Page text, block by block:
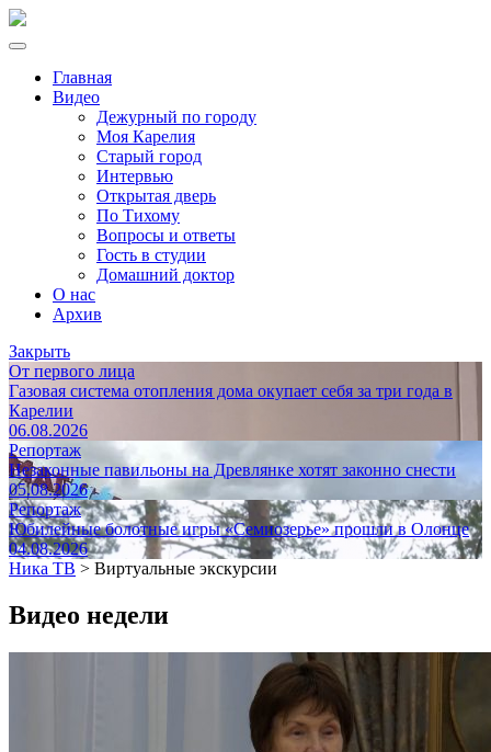
Главная
Видео
Дежурный по городу
Моя Карелия
Старый город
Интервью
Открытая дверь
По Тихому
Вопросы и ответы
Гость в студии
Домашний доктор
О нас
Архив
Закрыть
От первого лица
Газовая система отопления дома окупает себя за три года в
Карелии
06.08.2026
Репортаж
Незаконные павильоны на Древлянке хотят законно снести
05.08.2026
Репортаж
Юбилейные болотные игры «Семиозерье» прошли в Олонце
04.08.2026
Ника ТВ > Виртуальные экскурсии
Видео недели